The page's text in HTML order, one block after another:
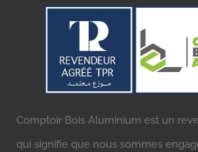
Comptoir Bois Aluminium est un
qui signifie que nous sommes